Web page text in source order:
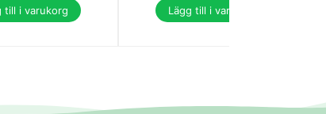
till i varukorg Lägg till i varukorg